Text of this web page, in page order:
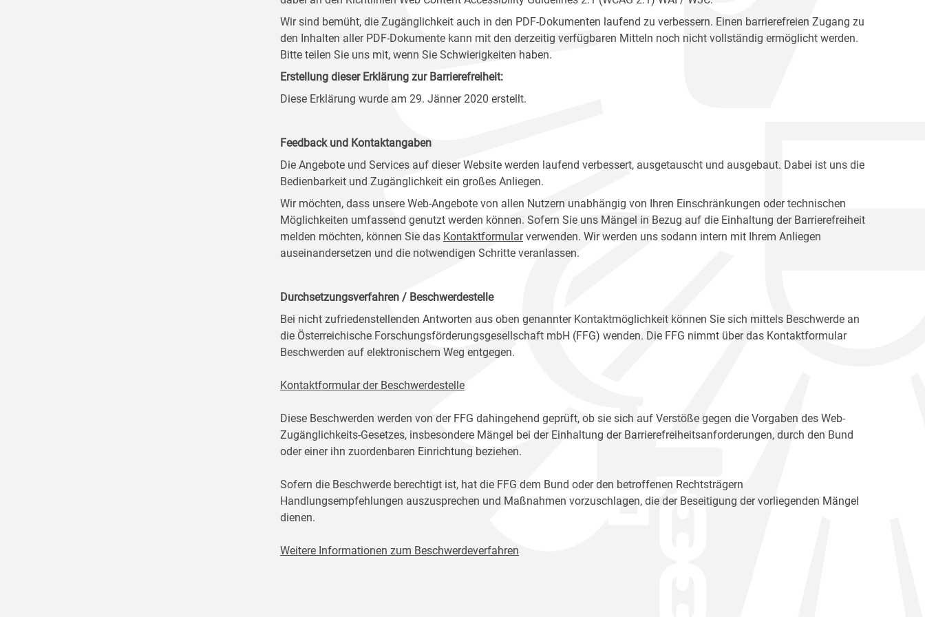
Wir sind bemüht, die Zugänglichkeit auch in den PDF-Dokumenten laufend zu verbessern. Einen barrierefreien Zugang zu
den Inhalten aller PDF-Dokumente kann mit den derzeitig verfügbaren Mitteln noch nicht vollständig ermöglicht werden.
Bitte teilen Sie uns mit, wenn Sie Schwierigkeiten haben.
Erstellung dieser Erklärung zur Barrierefreiheit:
Diese Erklärung wurde am 29. Jänner 2020 erstellt.
Feedback und Kontaktangaben
Die Angebote und Services auf dieser Website werden laufend verbessert, ausgetauscht und ausgebaut. Dabei ist uns die
Bedienbarkeit und Zugänglichkeit ein großes Anliegen.
Wir möchten, dass unsere Web-Angebote von allen Nutzern unabhängig von Ihren Einschränkungen oder technischen
Möglichkeiten umfassend genutzt werden können. Sofern Sie uns Mängel in Bezug auf die Einhaltung der Barrierefreiheit
melden möchten, können Sie das Kontaktformularverwenden. Wir werden uns sodann intern mit Ihrem Anliegen
auseinandersetzen und die notwendigen Schritte veranlassen.
Durchsetzungsverfahren / Beschwerdestelle
Bei nicht zufriedenstellenden Antworten aus oben genannter Kontaktmöglichkeit können Sie sich mittels Beschwerde an
die Österreichische Forschungsförderungsgesellschaft mbH (FFG) wenden. Die FFG nimmt über das Kontaktformular
Beschwerden auf elektronischem Weg entgegen.
Kontaktformular der Beschwerdestelle
Diese Beschwerden werden von der FFG dahingehend geprüft, ob sie sich auf Verstöße gegen die Vorgaben des Web-
Zugänglichkeits-Gesetzes, insbesondere Mängel bei der Einhaltung der Barrierefreiheitsanforderungen, durch den Bund
oder einer ihn zuordenbaren Einrichtung beziehen.
Sofern die Beschwerde berechtigt ist, hat die FFG dem Bund oder den betroffenen Rechtsträgern
Handlungsempfehlungen auszusprechen und Maßnahmen vorzuschlagen, die der Beseitigung der vorliegenden Mängel
dienen.
Weitere Informationen zum Beschwerdeverfahren